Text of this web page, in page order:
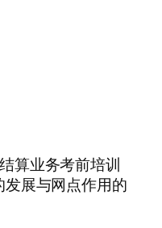
算业务考前培训
展与网点作用的